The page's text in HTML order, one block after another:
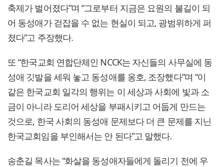
축제가 벌어졌다”며 “그로부터 지금은 요원의 불길이 되
어 동성애가 걷잡을 수 없는 현실이 되고, 광범위하게 퍼
졌다”고 주장했다.
또 “한국교회 연합단체인 NCCK는 자신들의 사무실에 동
성애 깃발을 세워 놓고 동성애를 옹호, 조장했다”며 “이
같은 한국교회 일각의 행위는 이 세상과 사회에 빛과 소
금이 아니라 도리어 세상을 부패시키고 어둡게 만드는
것으로, 한국 사회의 동성애 문제보다 더 큰 문제를 지닌
한국교회임을 부인해서는 안 된다”고 말했다.
송춘길 목사는 “화살을 동성애자들에게 돌리기 전에 우